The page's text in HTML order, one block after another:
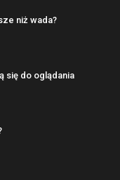
niż wada?
się do oglądania